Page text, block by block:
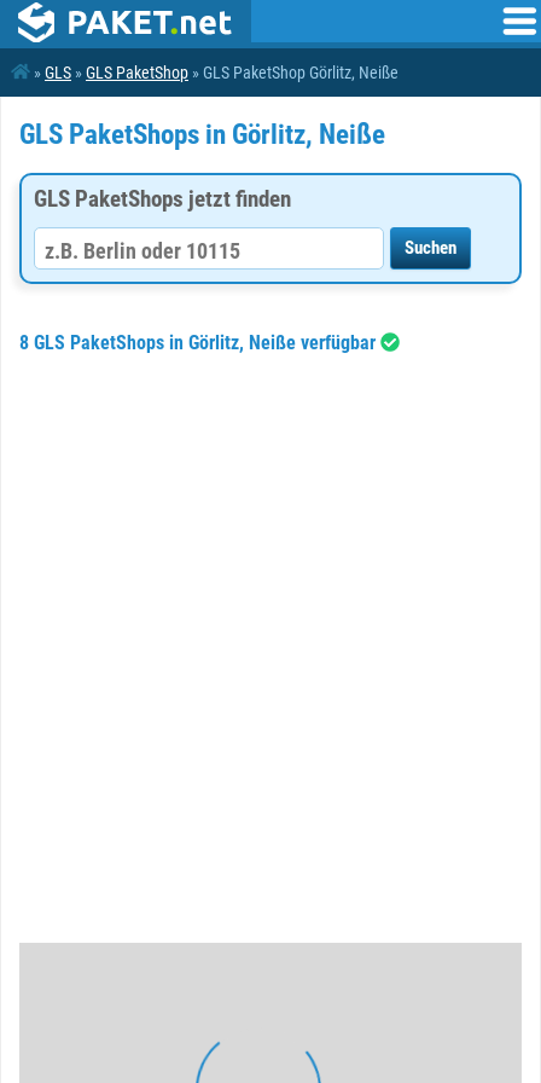
»GLS »GLS PaketShop » GLS PaketShop Görlitz, Neiße
GLS PaketShops in Görlitz, Neiße
GLS PaketShops jetzt finden
8 GLS PaketShops in Görlitz, Neiße verfügbar